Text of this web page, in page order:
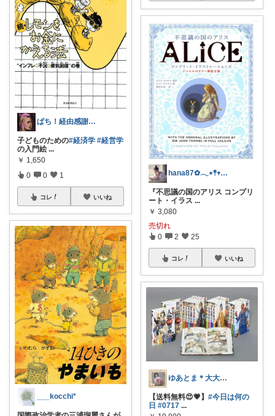
ぱち！経由感謝📚🏳️‍🌈👚🕊️
子どものための#経済学 #経営学
の入門絵 ...
￥ 1,650
0 0 1
コレ いいね
___kocchi*
hana87✿𓂃٭𖤣𖥧𖥣｡🐇
『不思議の国のアリス コンプリ
ート・イラス ...
￥ 3,080
売切れ
0 2 25
コレ いいね
ゆあとま＊大大大大大感謝!!!!!!!
【送料無料😍💗】 #今日は何の
日 #0717 ...